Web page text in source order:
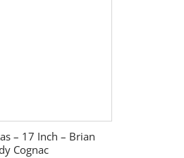
– 17 Inch – Brian
Cognac